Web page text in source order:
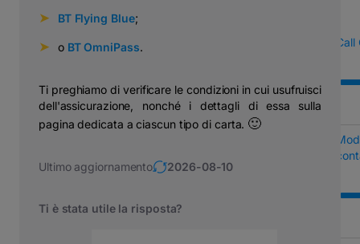
➤ BT Flying Blue;
➤ ⠀o BT OmniPass.
Ti preghiamo di verificare le condizioni in cui usufruisci
dell'assicurazione, nonché i dettagli di essa sulla
pagina dedicata a ciascun tipo di carta. 🙂
Ultimo aggiornamento 2026-08-10
Ti è stata utile la risposta?